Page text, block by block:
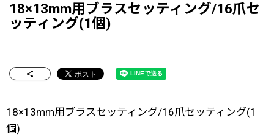
18×13mm用ブラスセッティング/16爪セ
ッティング(1個)
18×13mm用ブラスセッティング/16爪セッティング(1
個)